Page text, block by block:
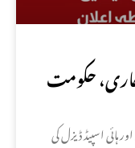
جاری، حکومت
ہائی اسپیڈ ڈیزل کی